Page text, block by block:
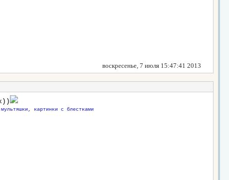
воскресенье, 7 июля 15:47:41 2013
картинки с блестками